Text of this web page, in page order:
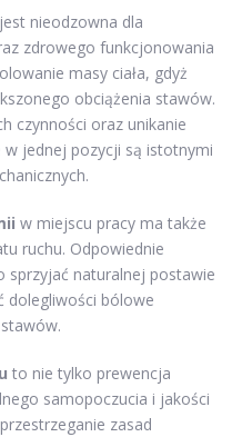
jest nieodzowna dla
zdrowego funkcjonowania
masy ciała, gdyż
obciążenia stawów.
czynności oraz unikanie
w jednej pozycji są istotnymi
w miejscu pracy ma także
ruchu. Odpowiednie
sprzyjać naturalnej postawie
dolegliwości bólowe
to nie tylko prewencja
samopoczucia i jakości
zasad